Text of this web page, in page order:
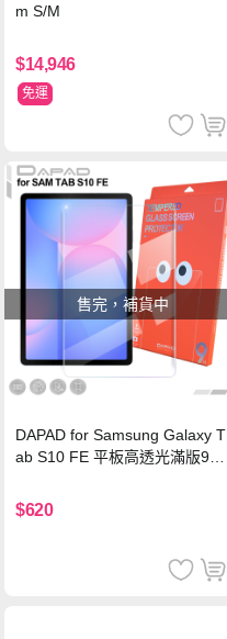
m S/M
$14,946
免運
售完，補貨中
DAPAD for Samsung Galaxy T
ab S10 FE 平板高透光滿版9H
$620